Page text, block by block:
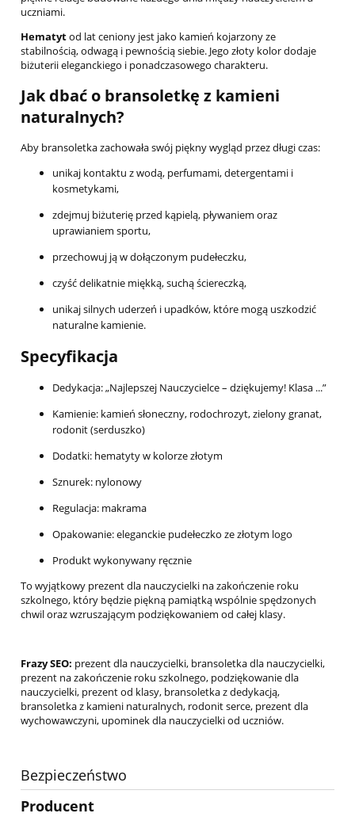
uczniami.
Hematytod lat ceniony jest jako kamień kojarzony ze
stabilnością, odwagą i pewnością siebie. Jego złoty kolor dodaje
biżuterii eleganckiego i ponadczasowego charakteru.
Jak dbać o bransoletkę z kamieni
naturalnych?
Aby bransoletka zachowała swój piękny wygląd przez długi czas:
unikaj kontaktu z wodą, perfumami, detergentami i
kosmetykami,
zdejmuj biżuterię przed kąpielą, pływaniem oraz
uprawianiem sportu,
przechowuj ją w dołączonym pudełeczku,
czyść delikatnie miękką, suchą ściereczką,
unikaj silnych uderzeń i upadków, które mogą uszkodzić
naturalne kamienie.
Specyfikacja
Dedykacja: „Najlepszej Nauczycielce – dziękujemy! Klasa ...”
Kamienie: kamień słoneczny, rodochrozyt, zielony granat,
rodonit (serduszko)
Dodatki: hematyty w kolorze złotym
Sznurek: nylonowy
Regulacja: makrama
Opakowanie: eleganckie pudełeczko ze złotym logo
Produkt wykonywany ręcznie
To wyjątkowy prezent dla nauczycielki na zakończenie roku
szkolnego, który będzie piękną pamiątką wspólnie spędzonych
chwil oraz wzruszającym podziękowaniem od całej klasy.
Frazy SEO: prezent dla nauczycielki, bransoletka dla nauczycielki,
prezent na zakończenie roku szkolnego, podziękowanie dla
nauczycielki, prezent od klasy, bransoletka z dedykacją,
bransoletka z kamieni naturalnych, rodonit serce, prezent dla
wychowawczyni, upominek dla nauczycielki od uczniów.
Bezpieczeństwo
Producent